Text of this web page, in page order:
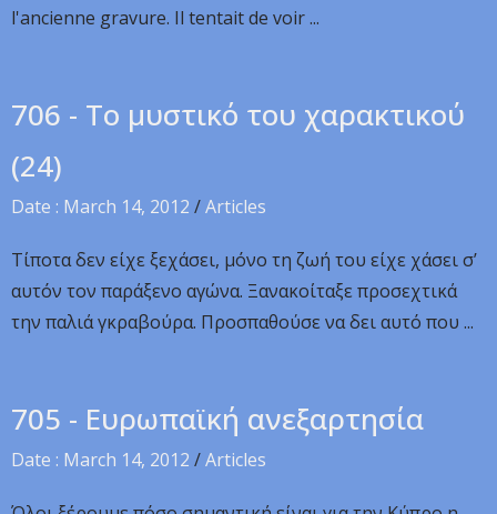
l'ancienne gravure. Il tentait de voir ...
706 - Το μυστικό του χαρακτικού
(24)
Date : March 14, 2012 /Articles
Τίποτα δεν είχε ξεχάσει, μόνο τη ζωή του είχε χάσει σ’
αυτόν τον παράξενο αγώνα. Ξανακοίταξε προσεχτικά
την παλιά γκραβούρα. Προσπαθούσε να δει αυτό που ...
705 - Ευρωπαϊκή ανεξαρτησία
Date : March 14, 2012 /Articles